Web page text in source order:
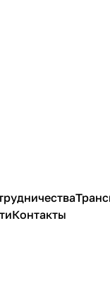
Контакты